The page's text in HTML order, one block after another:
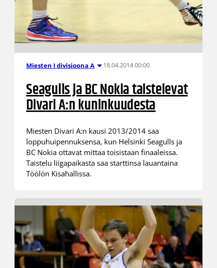
Miesten I divisioona A 18.04.2014 00:00
Seagulls ja BC Nokia taistelevat
Divari A:n kuninkuudesta
Miesten Divari A:n kausi 2013/2014 saa
loppuhuipennuksensa, kun Helsinki Seagulls ja
BC Nokia ottavat mittaa toisistaan finaaleissa.
Taistelu liigapaikasta saa starttinsa lauantaina
Töölön Kisahallissa.